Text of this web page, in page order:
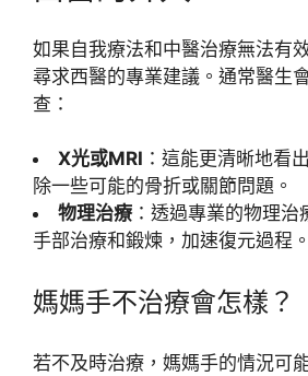
如果自我療法和中醫治療無法有
尋求西醫的專業建議。通常醫生
查：
X光或MRI ：這能更清晰地看
除一些可能的骨折或關節問題。
物理治療：透過專業的物理治
手部治療和鍛煉，加速復元過程。
媽媽手不治療會怎樣？
若不及時治療，媽媽手的情況可